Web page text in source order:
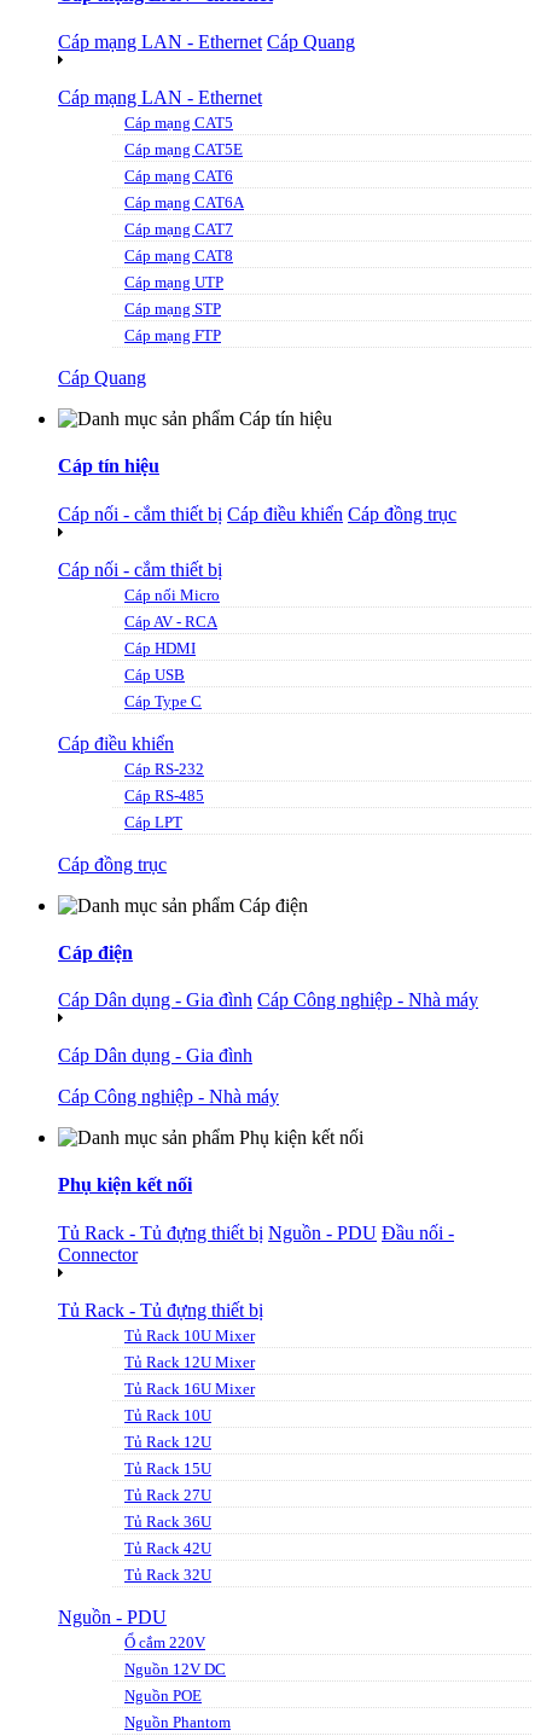
Cáp mạng LAN - Ethernet Cáp Quang
Cáp mạng LAN - Ethernet
Cáp mạng CAT5
Cáp mạng CAT5E
Cáp mạng CAT6
Cáp mạng CAT6A
Cáp mạng CAT7
Cáp mạng CAT8
Cáp mạng UTP
Cáp mạng STP
Cáp mạng FTP
Cáp Quang
Cáp tín hiệu
Cáp nối - cắm thiết bị Cáp điều khiển Cáp đồng trục
Cáp nối - cắm thiết bị
Cáp nối Micro
Cáp AV - RCA
Cáp HDMI
Cáp USB
Cáp Type C
Cáp điều khiển
Cáp RS-232
Cáp RS-485
Cáp LPT
Cáp đồng trục
Cáp điện
Cáp Dân dụng - Gia đình Cáp Công nghiệp - Nhà máy
Cáp Dân dụng - Gia đình
Cáp Công nghiệp - Nhà máy
Phụ kiện kết nối
Tủ Rack - Tủ đựng thiết bị Nguồn - PDU Đầu nối -
Connector
Tủ Rack - Tủ đựng thiết bị
Tủ Rack 10U Mixer
Tủ Rack 12U Mixer
Tủ Rack 16U Mixer
Tủ Rack 10U
Tủ Rack 12U
Tủ Rack 15U
Tủ Rack 27U
Tủ Rack 36U
Tủ Rack 42U
Tủ Rack 32U
Nguồn - PDU
Ổ cắm 220V
Nguồn 12V DC
Nguồn POE
Nguồn Phantom